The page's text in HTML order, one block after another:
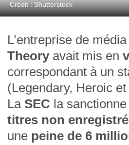
Crédit : Shutterstock
L’entreprise de média
Theoryavait mis en
correspondant à un
(Legendary, Heroic
La SEC la
titres non
une peine de 6